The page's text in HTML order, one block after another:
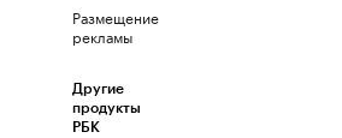
Размещение
рекламы
Другие
продукты
РБК